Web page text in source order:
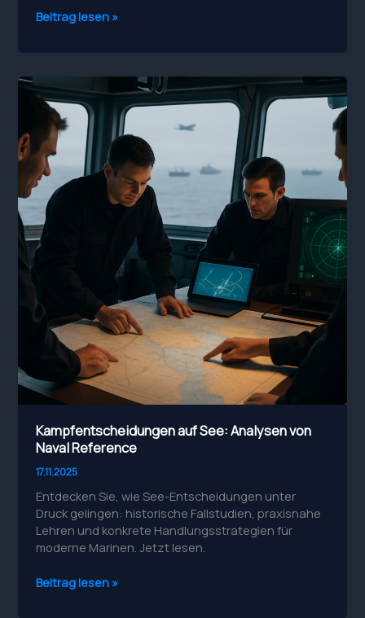
Seeschlachten
mit
Marine-
Kriegsschiffen
Beitrag lesen »
Kampfentscheidungen auf See: Analysen von
Naval Reference
17.11.2025
Entdecken Sie, wie See-Entscheidungen unter
Druck gelingen: historische Fallstudien, praxisnahe
Lehren und konkrete Handlungsstrategien für
moderne Marinen. Jetzt lesen.
Kampfentscheidungen
Beitrag lesen »